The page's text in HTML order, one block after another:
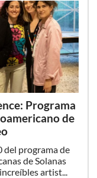
Programa
de
del programa de
de Solanas
artist...